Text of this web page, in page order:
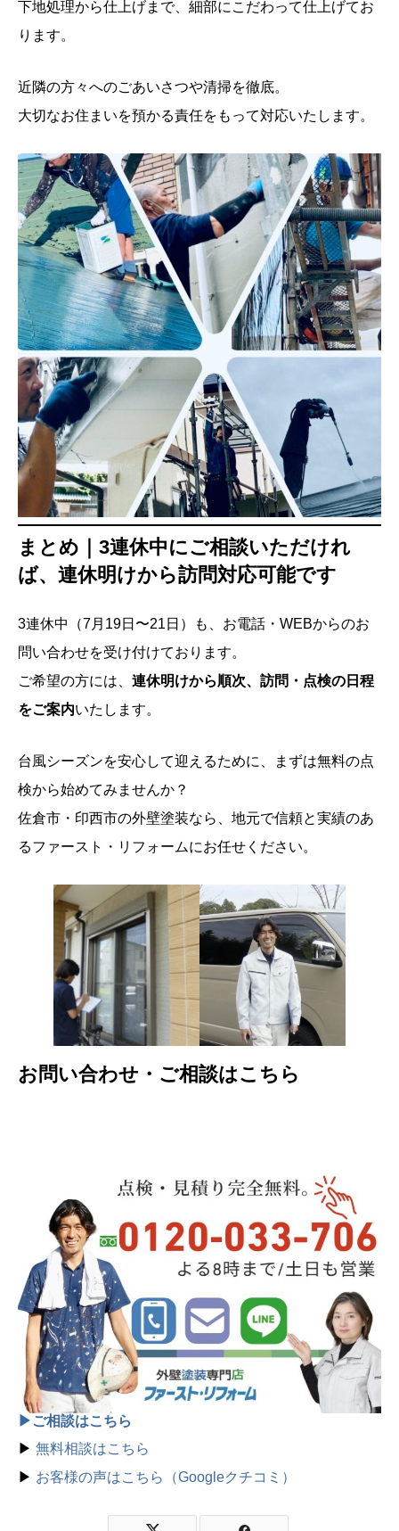
下地処理から仕上げまで、細部にこだわって仕上げてお
ります。
近隣の方々へのごあいさつや清掃を徹底。
大切なお住まいを預かる責任をもって対応いたします。
まとめ｜3連休中にご相談いただけれ
ば、連休明けから訪問対応可能です
3連休中（7月19日〜21日）も、お電話・WEBからのお
問い合わせを受け付けております。
ご希望の方には、 連休明けから順次、訪問・点検の日程
をご案内いたします。
台風シーズンを安心して迎えるために、まずは無料の点
検から始めてみませんか？
佐倉市・印西市の外壁塗装なら、地元で信頼と実績のあ
るファースト・リフォームにお任せください。
お問い合わせ・ご相談はこちら
▶ご相談はこちら
▶ 無料相談はこちら
▶ お客様の声はこちら（Googleクチコミ）